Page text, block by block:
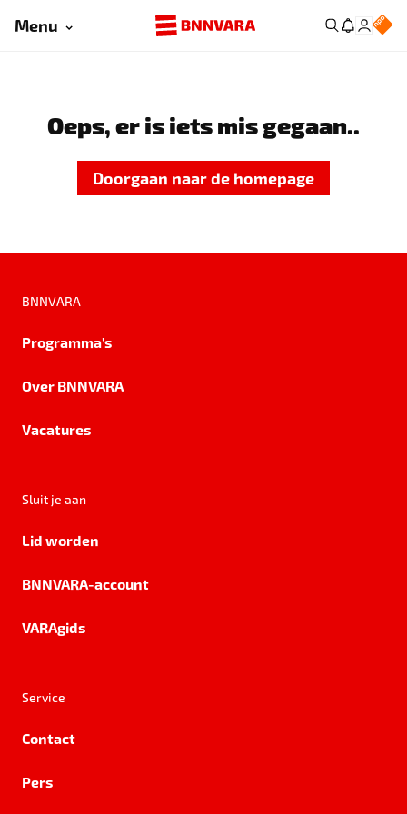
Menu
Oeps, er is iets mis gegaan..
Doorgaan naar de homepage
BNNVARA
Programma's
Over BNNVARA
Vacatures
Sluit je aan
Lid worden
BNNVARA-account
VARAgids
Service
Contact
Pers